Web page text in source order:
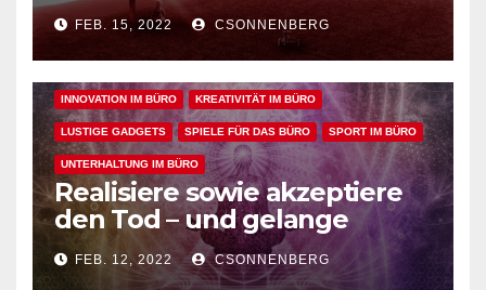
sowie geistige, körperliche
und seelische Gesundheit
bei der Arbeit fördern
FEB. 15, 2022 CSONNENBERG
EFFIZIENZ & PRODUKTIVITÄT IM BÜRO
INNOVATION IM BÜRO KREATIVITÄT IM BÜRO
LUSTIGE GADGETS SPIELE FÜR DAS BÜRO SPORT IM BÜRO
UNTERHALTUNG IM BÜRO
Realisiere sowie akzeptiere
den Tod – und gelange
dadurch in den perfekten
Arbeitsflow
FEB. 12, 2022 CSONNENBERG